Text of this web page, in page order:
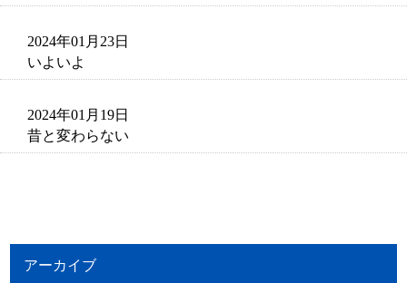
2024年01月23日
いよいよ
2024年01月19日
昔と変わらない
アーカイブ